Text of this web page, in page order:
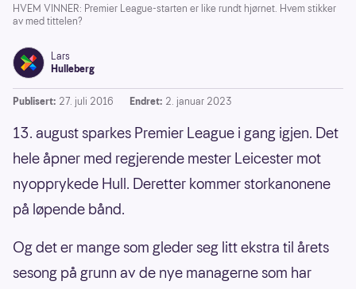
HVEM VINNER: Premier League-starten er like rundt hjørnet. Hvem stikker
av med tittelen?
Lars
Hulleberg
Publisert: 27. juli 2016 Endret: 2. januar 2023
13. august sparkes Premier League i gang igjen. Det
hele åpner med regjerende mester Leicester mot
nyopprykede Hull. Deretter kommer storkanonene
på løpende bånd.
Og det er mange som gleder seg litt ekstra til årets
sesong på grunn av de nye managerne som har